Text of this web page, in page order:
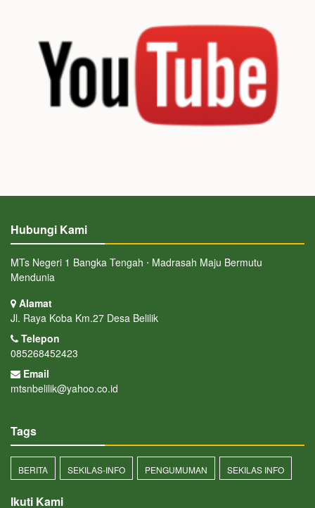
Hubungi Kami
MTs Negeri 1 Bangka Tengah ⋅ Madrasah Maju Bermutu
Mendunia
Alamat
Jl. Raya Koba Km.27 Desa Belilik
Telepon
085268452423
Email
mtsnbelilik@yahoo.co.id
Tags
BERITA SEKILAS-INFO PENGUMUMAN SEKILAS INFO
Ikuti Kami